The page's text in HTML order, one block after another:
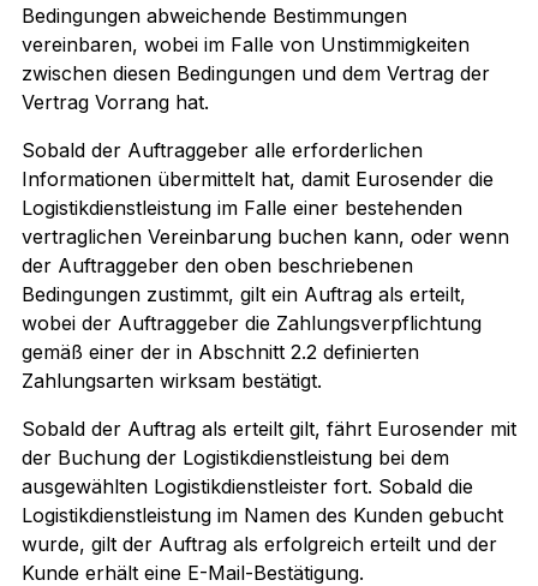
Bedingungen abweichende Bestimmungen
vereinbaren, wobei im Falle von Unstimmigkeiten
zwischen diesen Bedingungen und dem Vertrag der
Vertrag Vorrang hat.
Sobald der Auftraggeber alle erforderlichen
Informationen übermittelt hat, damit Eurosender die
Logistikdienstleistung im Falle einer bestehenden
vertraglichen Vereinbarung buchen kann, oder wenn
der Auftraggeber den oben beschriebenen
Bedingungen zustimmt, gilt ein Auftrag als erteilt,
wobei der Auftraggeber die Zahlungsverpflichtung
gemäß einer der in Abschnitt 2.2 definierten
Zahlungsarten wirksam bestätigt.
Sobald der Auftrag als erteilt gilt, fährt Eurosender mit
der Buchung der Logistikdienstleistung bei dem
ausgewählten Logistikdienstleister fort. Sobald die
Logistikdienstleistung im Namen des Kunden gebucht
wurde, gilt der Auftrag als erfolgreich erteilt und der
Kunde erhält eine E-Mail-Bestätigung.